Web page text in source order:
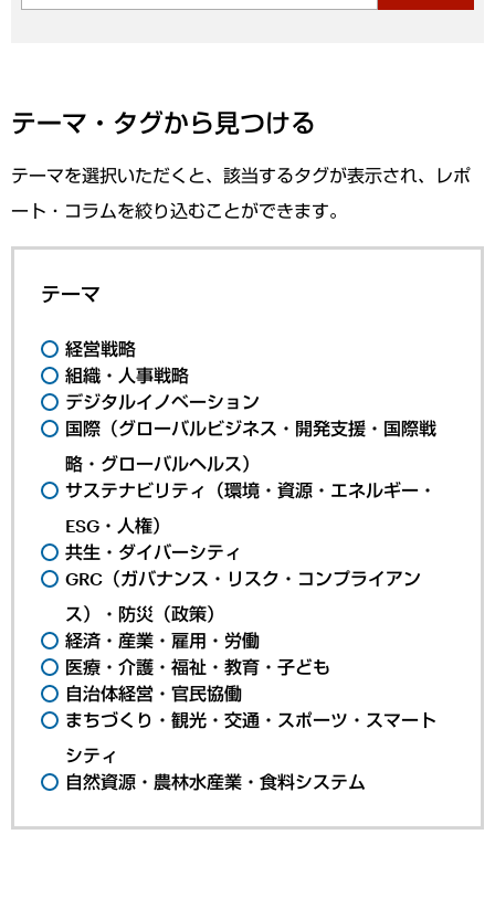
テーマ・タグから見つける
テーマを選択いただくと、該当するタグが表示され、レポ
ート・コラムを絞り込むことができます。
テーマ
経営戦略
組織・人事戦略
デジタルイノベーション
国際（グローバルビジネス・開発支援・国際戦
略・グローバルヘルス）
サステナビリティ（環境・資源・エネルギー・
ESG・人権）
共生・ダイバーシティ
GRC（ガバナンス・リスク・コンプライアン
ス）・防災（政策）
経済・産業・雇用・労働
医療・介護・福祉・教育・子ども
自治体経営・官民協働
まちづくり・観光・交通・スポーツ・スマート
シティ
自然資源・農林水産業・食料システム